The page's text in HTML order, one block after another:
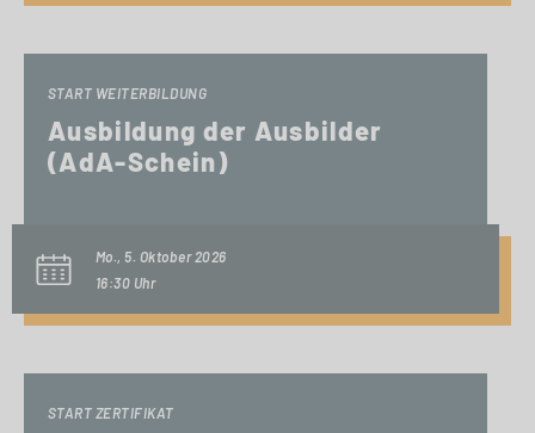
START WEITERBILDUNG
Ausbildung der Ausbilder
(AdA-Schein)
Mo., 5. Oktober 2026
16:30 Uhr
START ZERTIFIKAT